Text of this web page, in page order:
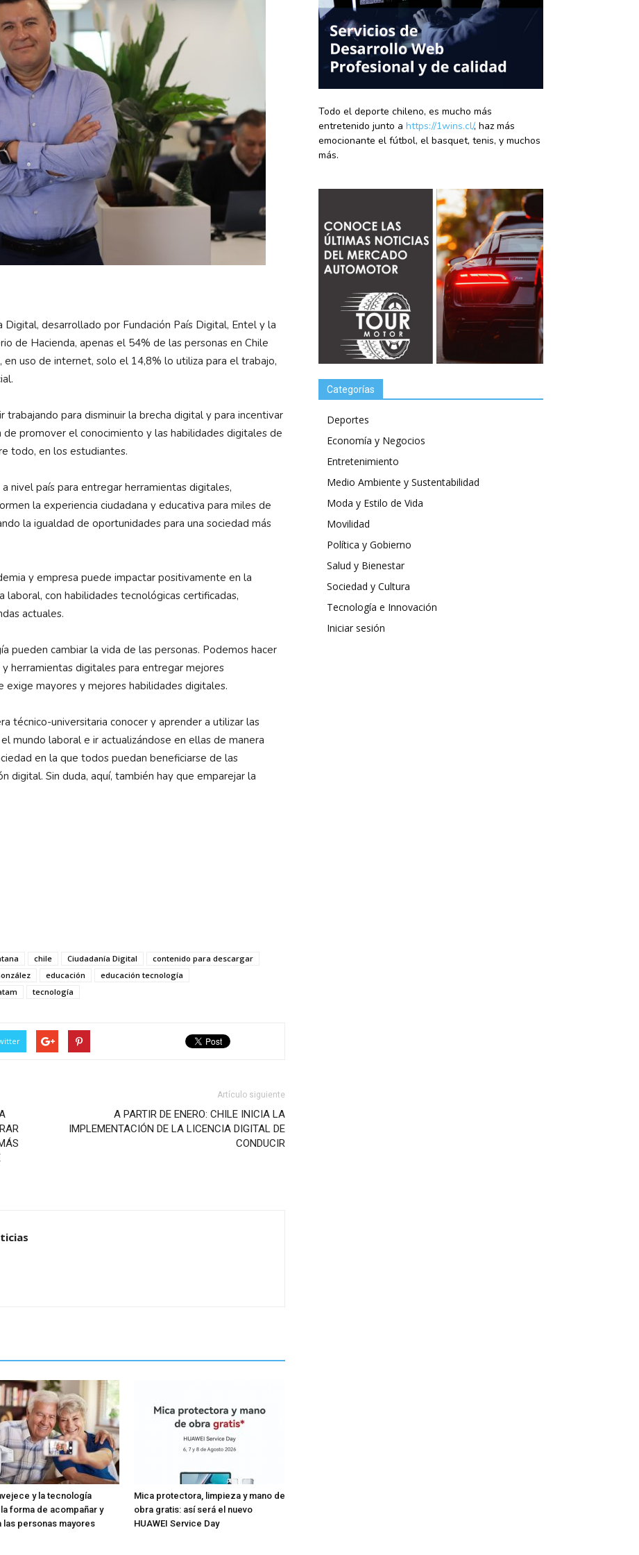
Digital, desarrollado por Fundación País Digital, Entel y la
de Hacienda, apenas el 54% de las personas en Chile
en uso de internet, solo el 14,8% lo utiliza para el trabajo,
para disminuir la brecha digital y para incentivar
promover el conocimiento y las habilidades digitales de
todo, en los estudiantes.
nivel país para entregar herramientas digitales,
la experiencia ciudadana y educativa para miles de
la igualdad de oportunidades para una sociedad más
y empresa puede impactar positivamente en la
laboral, con habilidades tecnológicas certificadas,
actuales.
pueden cambiar la vida de las personas. Podemos hacer
herramientas digitales para entregar mejores
exige mayores y mejores habilidades digitales.
técnico-universitaria conocer y aprender a utilizar las
mundo laboral e ir actualizándose en ellas de manera
en la que todos puedan beneficiarse de las
digital. Sin duda, aquí, también hay que emparejar la
chile Ciudadanía Digital
contenido para descargar
educación
educación tecnología
tecnología
Artículo siguiente
A PARTIR DE ENERO: CHILE INICIA LA
IMPLEMENTACIÓN DE LA LICENCIA DIGITAL DE
CONDUCIR
y la tecnología
forma de acompañar y
las personas mayores
Mica protectora, limpieza y mano de
obra gratis: así será el nuevo
HUAWEI Service Day
Todo el deporte chileno, es mucho más
entretenido junto a https://1wins.cl/, haz más
emocionante el fútbol, el basquet, tenis, y muchos
más.
Categorías
Deportes
Economía y Negocios
Entretenimiento
Medio Ambiente y Sustentabilidad
Moda y Estilo de Vida
Movilidad
Política y Gobierno
Salud y Bienestar
Sociedad y Cultura
Tecnología e Innovación
Iniciar sesión